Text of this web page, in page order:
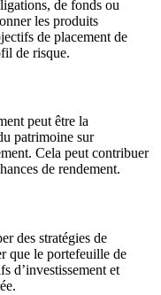
de fonds ou
les produits
de placement de
de risque.
peut être la
patrimoine sur
Cela peut contribuer
de rendement.
des stratégies de
que le portefeuille de
d’investissement et